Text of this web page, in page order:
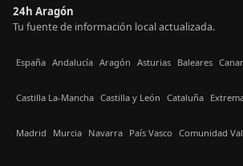
24h Aragón
Tu fuente de información local actualizada.
España Andalucía Aragón Asturias Baleares
Castilla La-Mancha Castilla y León Cataluña
Madrid Murcia Navarra País Vasco Comunidad